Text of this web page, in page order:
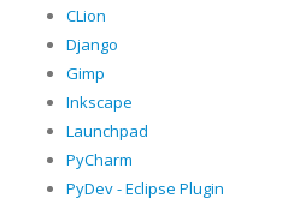
CLion
Django
Gimp
Inkscape
Launchpad
PyCharm
PyDev - Eclipse Plugin